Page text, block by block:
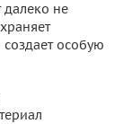
далеко не
особую